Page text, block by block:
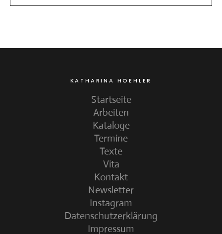
KATHARINA HOEHLER
Startseite
Arbeiten
Kataloge
Termine
Texte
Vita
Kontakt
Newsletter
Instagram
Datenschutzerklärung
Impressum